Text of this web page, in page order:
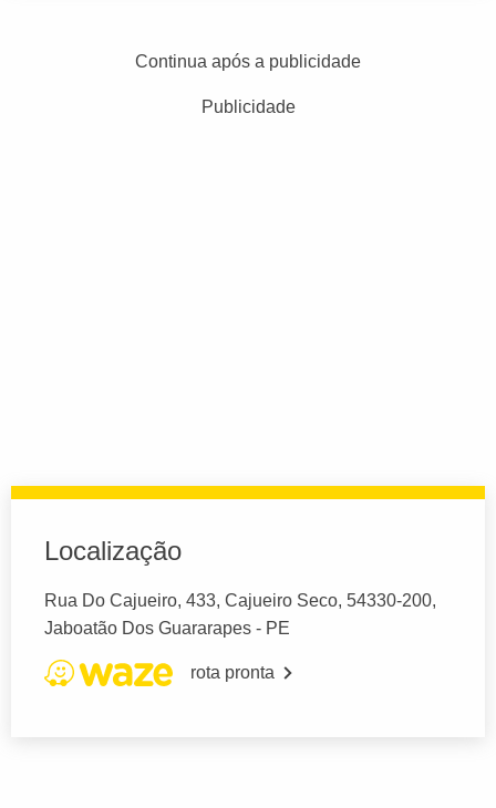
Continua após a publicidade
Publicidade
Localização
Rua Do Cajueiro, 433, Cajueiro Seco, 54330-200,
Jaboatão Dos Guararapes - PE
rota pronta